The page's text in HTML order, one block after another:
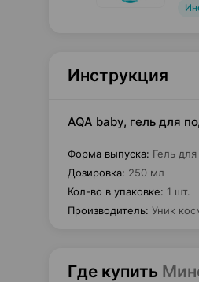
Инструкция
AQA baby, гель для
Форма выпуска: Гель
Дозировка: 250 мл
Кол-во в упаковке: 1 шт.
Производитель: Уник
Где купить